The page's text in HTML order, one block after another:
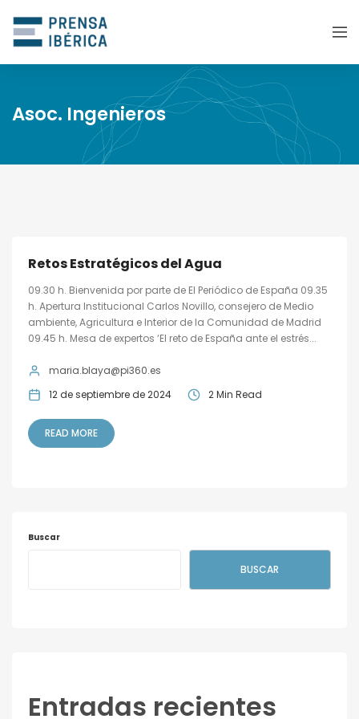
Asoc. Ingenieros
Retos Estratégicos del Agua
09.30 h. Bienvenida por parte de El Periódico de España 09.35
h. Apertura Institucional Carlos Novillo, consejero de Medio
ambiente, Agricultura e Interior de la Comunidad de Madrid
09.45 h. Mesa de expertos ‘El reto de España ante el estrés...
maria.blaya@pi360.es
12 de septiembre de 2024
2 Min Read
READ MORE
Buscar
BUSCAR
Entradas recientes